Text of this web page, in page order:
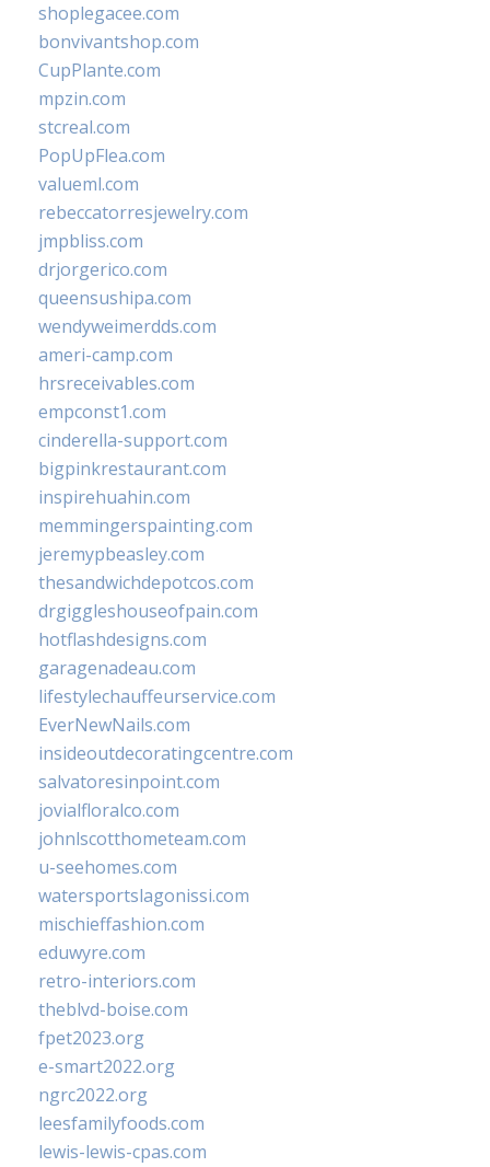
shoplegacee.com
bonvivantshop.com
CupPlante.com
mpzin.com
stcreal.com
PopUpFlea.com
valueml.com
rebeccatorresjewelry.com
jmpbliss.com
drjorgerico.com
queensushipa.com
wendyweimerdds.com
ameri-camp.com
hrsreceivables.com
empconst1.com
cinderella-support.com
bigpinkrestaurant.com
inspirehuahin.com
memmingerspainting.com
jeremypbeasley.com
thesandwichdepotcos.com
drgiggleshouseofpain.com
hotflashdesigns.com
garagenadeau.com
lifestylechauffeurservice.com
EverNewNails.com
insideoutdecoratingcentre.com
salvatoresinpoint.com
jovialfloralco.com
johnlscotthometeam.com
u-seehomes.com
watersportslagonissi.com
mischieffashion.com
eduwyre.com
retro-interiors.com
theblvd-boise.com
fpet2023.org
e-smart2022.org
ngrc2022.org
leesfamilyfoods.com
lewis-lewis-cpas.com